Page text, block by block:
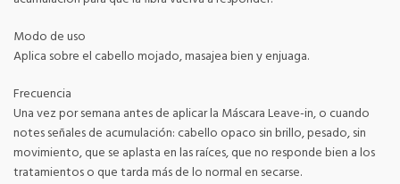
Modo de uso
Aplica sobre el cabello mojado, masajea bien y enjuaga.
Frecuencia
Una vez por semana antes de aplicar la Máscara Leave-in, o cuando
notes señales de acumulación: cabello opaco sin brillo, pesado, sin
movimiento, que se aplasta en las raíces, que no responde bien a los
tratamientos o que tarda más de lo normal en secarse.